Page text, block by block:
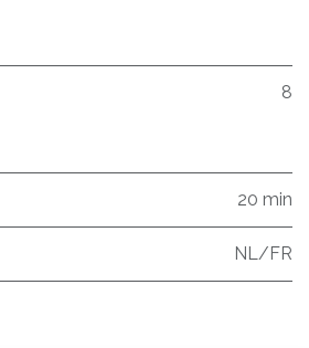
8
20 min
NL/FR